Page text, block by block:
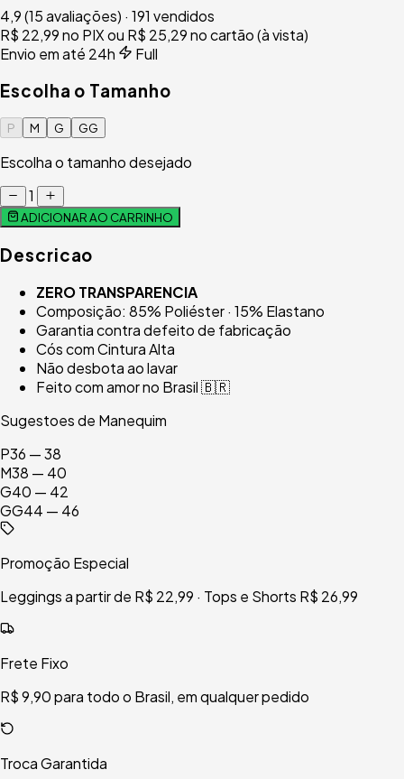
4,9(15 avaliações) · 191 vendidos
R$ 22,99no PIXou R$ 25,29 no cartão (à vista)
Envio em até 24h
Full
Escolha o Tamanho
P M G GG
Escolha o tamanho desejado
1
ADICIONAR AO CARRINHO
Descricao
ZERO TRANSPARENCIA
Composição: 85% Poliéster · 15% Elastano
Garantia contra defeito de fabricação
Cós com Cintura Alta
Não desbota ao lavar
Feito com amor no Brasil 🇧🇷
Sugestoes de Manequim
P36 — 38
M38 — 40
G40 — 42
GG44 — 46
Promoção Especial
Leggings a partir de R$ 22,99 · Tops e Shorts R$ 26,99
Frete Fixo
R$ 9,90 para todo o Brasil, em qualquer pedido
Troca Garantida